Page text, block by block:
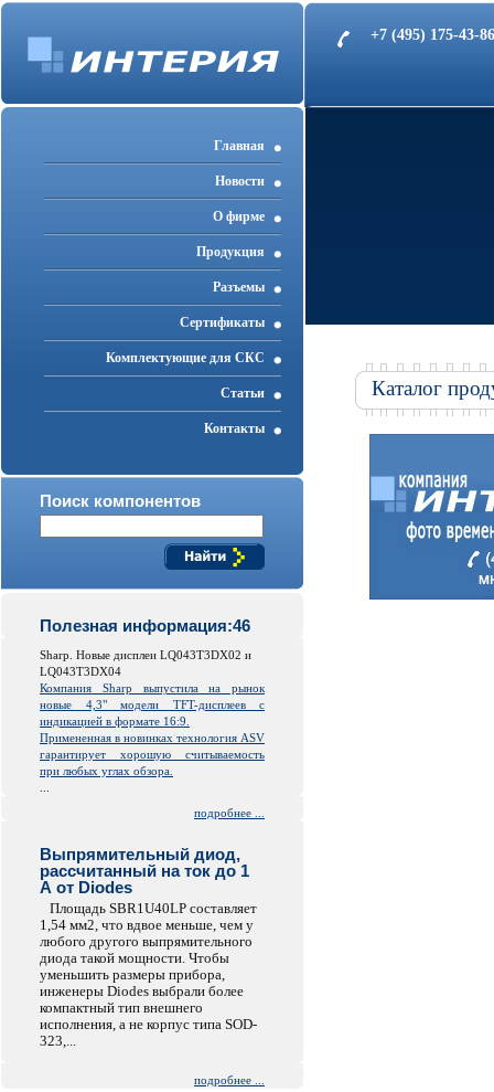
+7 (495) 175-43-
Главная
Новости
О фирме
Продукция
Разъемы
Cертификаты
Комплектующие для СКС
Статьи
Контакты
Поиск компонентов
Полезная информация:46
Sharp. Новые дисплеи LQ043T3DX02 и
LQ043T3DX04
Компания Sharp выпустила на рынок
новые 4,3" модели TFT-дисплеев с
индикацией в формате 16:9.
Примененная в новинках технология ASV
гарантирует хорошую считываемость
при любых углах обзора.
подробнее ...
Выпрямительный диод,
рассчитанный на ток до 1
А от Diodes
Площадь SBR1U40LP составляет
1,54 мм2, что вдвое меньше, чем у
любого другого выпрямительного
диода такой мощности. Чтобы
уменьшить размеры прибора,
инженеры Diodes выбрали более
компактный тип внешнего
исполнения, а не корпус типа SOD-
323,...
подробнее ...
Каталог